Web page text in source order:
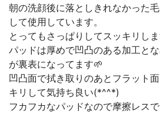
朝の洗顔後に落としきれなかった
して使用しています。
とってもさっぱりしてスッキリしま
パッドは厚めで凹凸のある加工と
が裏表になってます🌱
凹凸面で拭き取りのあとフラット
キリして気持ち良い(*^^*)
フカフカなパッドなので摩擦レス